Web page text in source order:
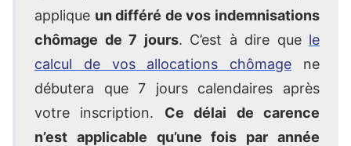
applique un différé de vos indemnisations
chômage de 7 jours. C’est à dire que le
calcul de vos allocations chômage ne
débutera que 7 jours calendaires après
votre inscription. Ce délai de carence
n’est applicable qu’une fois par année